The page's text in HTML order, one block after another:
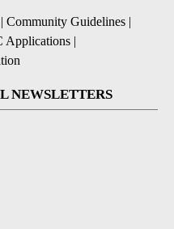
| Community Guidelines |
Applications |
NEWSLETTERS